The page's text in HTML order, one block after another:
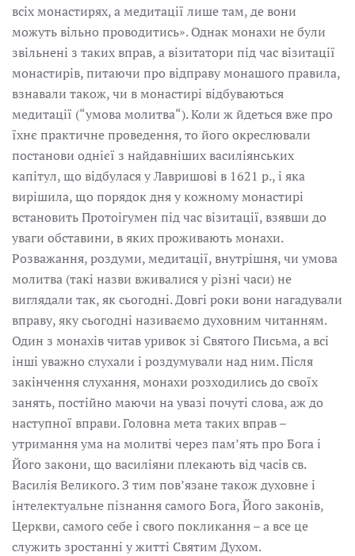
всіх монастирях, а медитації лише там, де вони
можуть вільно проводитись». Однак монахи не були
звільнені з таких вправ, а візитатори під час візитації
монастирів, питаючи про відправу монашого правила,
взнавали також, чи в монастирі відбуваються
медитації (“умова молитва“). Коли ж йдеться вже про
їхнє практичне проведення, то його окреслювали
постанови однієї з найдавніших василіянських
капітул, що відбулася у Лавришові в 1621 р., і яка
вирішила, що порядок дня у кожному монастирі
встановить Протоігумен під час візитації, взявши до
уваги обставини, в яких проживають монахи.
Розважання, роздуми, медитації, внутрішня, чи умова
молитва (такі назви вживалися у різні часи) не
виглядали так, як сьогодні. Довгі роки вони нагадували
вправу, яку сьогодні називаємо духовним читанням.
Один з монахів читав уривок зі Святого Письма, а всі
інші уважно слухали і роздумували над ним. Після
закінчення слухання, монахи розходились до своїх
занять, постійно маючи на увазі почуті слова, аж до
наступної вправи. Головна мета таких вправ –
утримання ума на молитві через пам’ять про Бога і
Його закони, що василіяни плекають від часів св.
Василія Великого. З тим пов’язане також духовне і
інтелектуальне пізнання самого Бога, Його законів,
Церкви, самого себе і свого покликання – а все це
служить зростанні у житті Святим Духом.